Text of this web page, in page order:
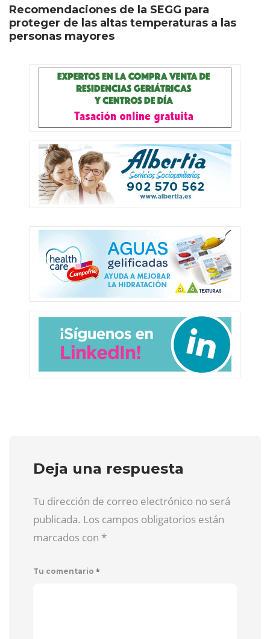
Recomendaciones de la SEGG para
proteger de las altas temperaturas a las
personas mayores
Deja una respuesta
Tu dirección de correo electrónico no será
publicada. Los campos obligatorios están
marcados con *
Tu comentario *